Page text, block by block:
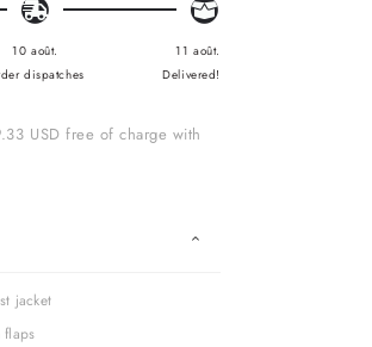
R
P
R
I
C
10 août.
dispatches
11 août.
Delivered!
USD free of charge with
jacket
flaps